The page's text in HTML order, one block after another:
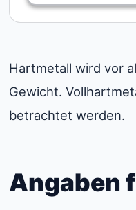
Hartmetall wird vor
Gewicht.
betrachtet werden.
Angaben